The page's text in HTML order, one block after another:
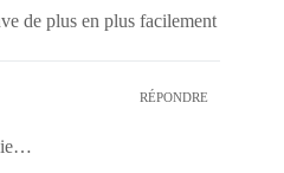
de plus en plus facilement
RÉPONDRE